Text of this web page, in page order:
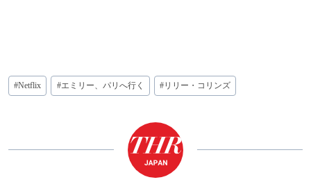
投
稿
#Netflix #エミリー、パリへ行く #リリー・コリンズ